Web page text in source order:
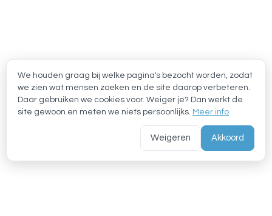
We houden graag bij welke pagina's bezocht worden, zodat
we zien wat mensen zoeken en de site daarop verbeteren.
Daar gebruiken we cookies voor. Weiger je? Dan werkt de
site gewoon en meten we niets persoonlijks. Meer info
Weigeren Akkoord